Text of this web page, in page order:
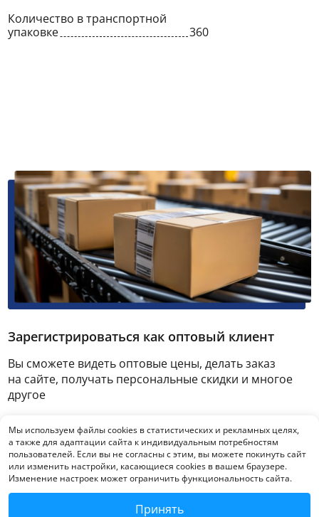
Количество в транспортной
упаковке
360
Зарегистрироваться как оптовый клиент
Вы сможете видеть оптовые цены, делать заказ
на сайте, получать персональные скидки и многое
другое
Зарегистрироваться
Мы используем файлы cookies в статистических и рекламных целях,
а также для адаптации сайта к индивидуальным потребностям
пользователей. Если вы не согласны с этим, вы можете покинуть сайт
или изменить настройки, касающиеся cookies в вашем браузере.
Изменение настроек может ограничить функциональность сайта.
Принять